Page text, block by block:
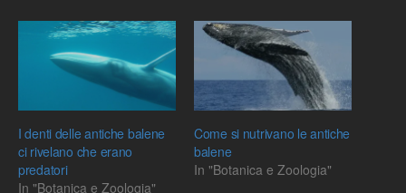
I denti delle antiche balene
ci rivelano che erano
predatori
In "Botanica e Zoologia"
Come si nutrivano le antiche
balene
In "Botanica e Zoologia"